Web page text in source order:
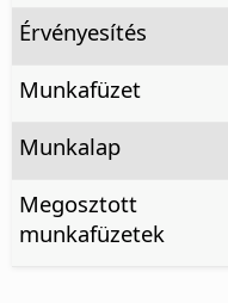
Érvényesítés
Munkafüzet
Munkalap
Megosztott
munkafüzetek